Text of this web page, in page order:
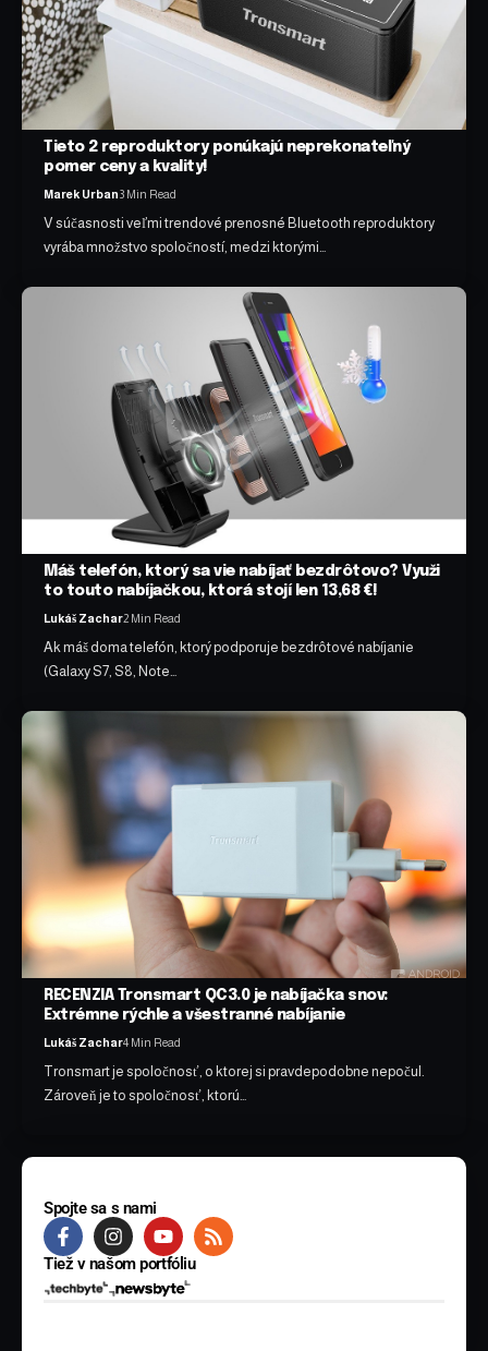
Tieto 2 reproduktory ponúkajú neprekonateľný
pomer ceny a kvality!
Marek Urban3 Min Read
V súčasnosti veľmi trendové prenosné Bluetooth reproduktory
vyrába množstvo spoločností, medzi ktorými…
Máš telefón, ktorý sa vie nabíjať bezdrôtovo? Využi
to touto nabíjačkou, ktorá stojí len 13,68 €!
Lukáš Zachar2 Min Read
Ak máš doma telefón, ktorý podporuje bezdrôtové nabíjanie
(Galaxy S7, S8, Note…
RECENZIA Tronsmart QC3.0 je nabíjačka snov:
Extrémne rýchle a všestranné nabíjanie
Lukáš Zachar4 Min Read
Tronsmart je spoločnosť, o ktorej si pravdepodobne nepočul.
Zároveň je to spoločnosť, ktorú…
Spojte sa s nami
Tiež v našom portfóliu